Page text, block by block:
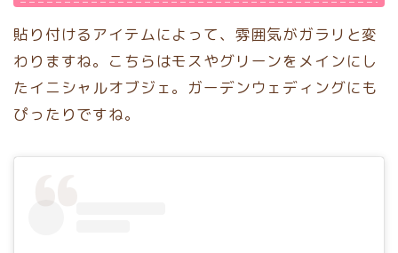
貼り付けるアイテムによって、雰囲気がガラリと変
わりますね。こちらはモスやグリーンをメインにし
たイニシャルオブジェ。ガーデンウェディングにも
ぴったりですね。